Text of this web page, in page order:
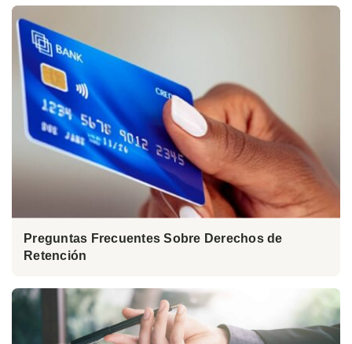
Preguntas Frecuentes Sobre Derechos de
Retención